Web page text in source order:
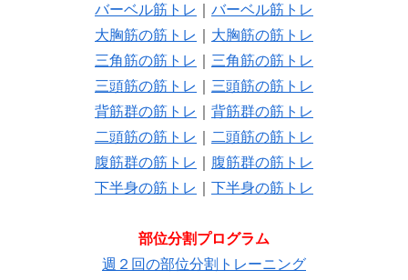
バーベル筋トレ
バーベル筋トレ
大胸筋の筋トレ
大胸筋の筋トレ
三角筋の筋トレ
三角筋の筋トレ
三頭筋の筋トレ
三頭筋の筋トレ
背筋群の筋トレ
背筋群の筋トレ
二頭筋の筋トレ
二頭筋の筋トレ
腹筋群の筋トレ
腹筋群の筋トレ
下半身の筋トレ
下半身の筋トレ
部位分割プログラム
週２回の部位分割トレーニング